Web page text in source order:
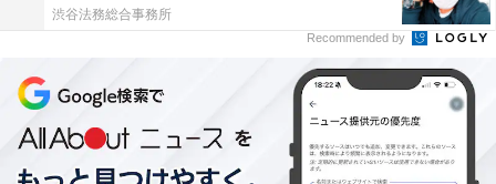
渋谷法務総合事務所
Recommended by